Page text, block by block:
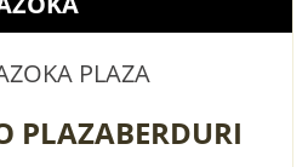
PLAZA
PLAZABERDURI